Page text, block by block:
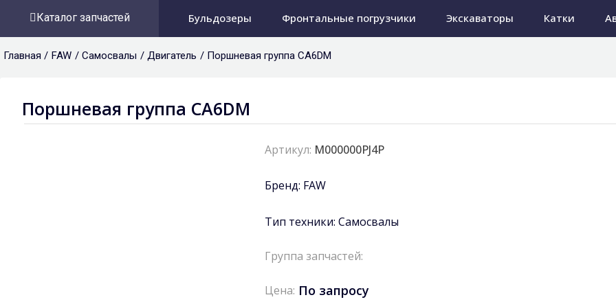
Каталог запчастей Бульдозеры Фронтальные погрузчики Экскаваторы Катки
Главная / FAW / Самосвалы / Двигатель / Поршневая группа CA6DM
Поршневая группа CA6DM
Артикул: M000000PJ4P
Бренд: FAW
Тип техники: Самосвалы
Группа запчастей:
Цена: По запросу